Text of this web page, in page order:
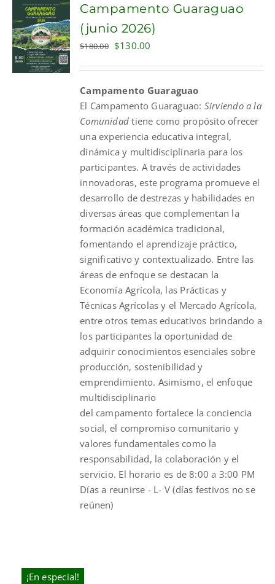
ADD TO
CART
Campamento Guaraguao
(junio 2026)
$180.00 Original
$180.00.
$130.00
$130.00.
Campamento Guaraguao
El Campamento Guaraguao: Sirviendo a la
Comunidad tiene como propósito ofrecer
una experiencia educativa integral,
dinámica y multidisciplinaria para los
participantes. A través de actividades
innovadoras, este programa promueve el
desarrollo de destrezas y habilidades en
diversas áreas que complementan la
formación académica tradicional,
fomentando el aprendizaje práctico,
significativo y contextualizado. Entre las
áreas de enfoque se destacan la
Economía Agrícola, las Prácticas y
Técnicas Agrícolas y el Mercado Agrícola,
entre otros temas educativos brindando a
los participantes la oportunidad de
adquirir conocimientos esenciales sobre
producción, sostenibilidad y
emprendimiento. Asimismo, el enfoque
multidisciplinario
del campamento fortalece la conciencia
social, el compromiso comunitario y
valores fundamentales como la
responsabilidad, la colaboración y el
servicio. El horario es de 8:00 a 3:00 PM
Días a reunirse - L- V (días festivos no se
reúnen)
¡En especial!